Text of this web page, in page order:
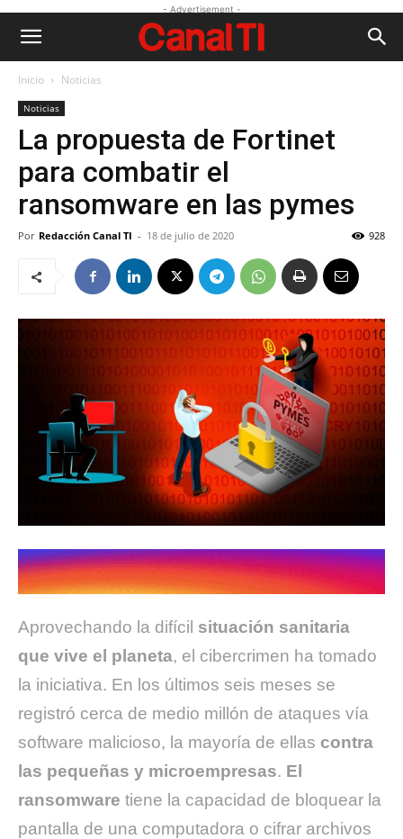
- Advertisement -
Inicio Noticias
Noticias
La propuesta de Fortinet
para combatir el
ransomware en las pymes
Por Redacción Canal TI - 18 de julio de 2020 928
Aprovechando la difícil situación sanitaria
que vive el planeta, el cibercrimen ha tomado
la iniciativa. En los últimos seis meses se
registró cerca de medio millón de ataques vía
software malicioso, la mayoría de ellas contra
las pequeñas y microempresas. El
ransomware tiene la capacidad de bloquear la
pantalla de una computadora o cifrar archivos